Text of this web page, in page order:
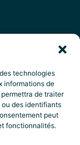
technologies
informations de
de traiter
des identifiants
peut
fonctionnalités.
Morciano di